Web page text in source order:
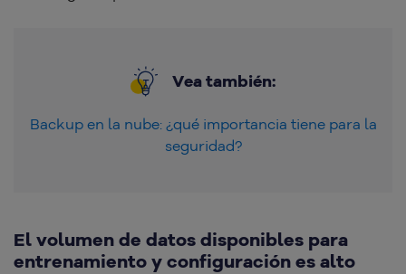
Vea también:
Backup en la nube: ¿qué importancia tiene para la
seguridad?
El volumen de datos disponibles para
entrenamiento y configuración es alto